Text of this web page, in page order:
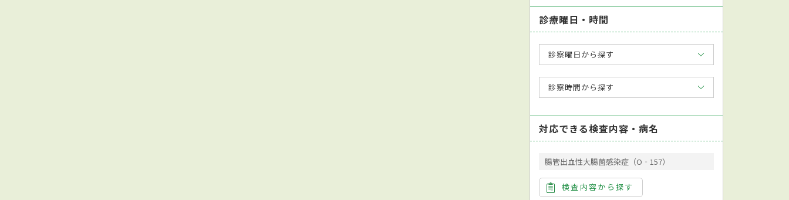
診療曜日・時間
診察曜日から探す
診察時間から探す
対応できる検査内容・病名
腸管出血性大腸菌感染症（O‐157）
検査内容から探す